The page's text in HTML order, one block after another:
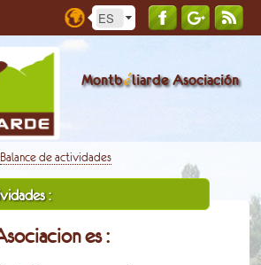
Montbéliarde Asociación
Balance de actividades
:
es :